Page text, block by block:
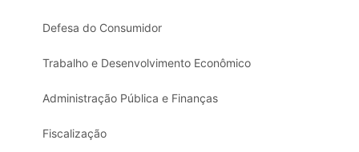
Defesa do Consumidor
Trabalho e Desenvolvimento Econômico
Administração Pública e Finanças
Fiscalização